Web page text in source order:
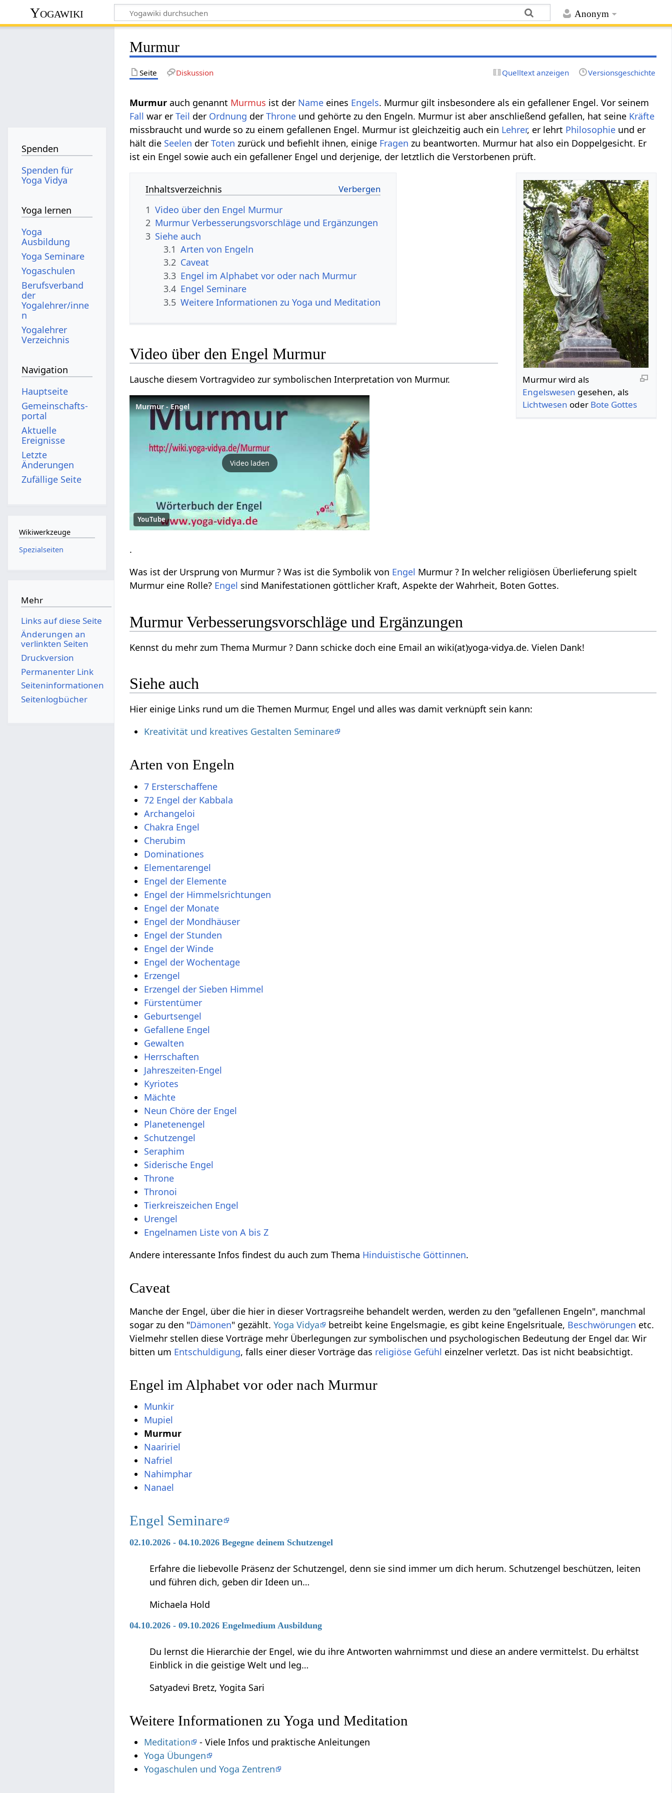
Anonym
Yogawiki
Murmur
Seite Diskussion Quelltext anzeigen Versionsgeschichte
Murmurauch genannt Murmus ist der Name eines Engels. Murmur gilt insbesondere als ein gefallener Engel. Vor seinem
Fall war erTeil der Ordnung derThrone und gehörte zu den Engeln. Murmur ist aber anschließend gefallen, hat seine Kräfte
missbraucht und wurde so zu einem gefallenen Engel. Murmur ist gleichzeitig auch ein Lehrer, er lehrt Philosophie und er
hält die Seelen derToten zurück und befiehlt ihnen, einige Fragen zu beantworten. Murmur hat also ein Doppelgesicht. Er
ist ein Engel sowie auch ein gefallener Engel und derjenige, der letztlich die Verstorbenen prüft.
Murmur wird als
Engelswesen gesehen, als
Lichtwesen oder Bote Gottes
Inhaltsverzeichnis
1 Video über den Engel Murmur
2 Murmur Verbesserungsvorschläge und Ergänzungen
3 Siehe auch
3.1 Arten von Engeln
3.2 Caveat
3.3 Engel im Alphabet vor oder nach Murmur
3.4 Engel Seminare
3.5 Weitere Informationen zu Yoga und Meditation
Video über den Engel Murmur
Lausche diesem Vortragvideo zur symbolischen Interpretation von Murmur.
Murmur - Engel
Video laden
YouTube
.
Was ist der Ursprung von Murmur ? Was ist die Symbolik von Engel Murmur ? In welcher religiösen Überlieferung spielt
Murmur eine Rolle? Engel sind Manifestationen göttlicher Kraft, Aspekte der Wahrheit, Boten Gottes.
Murmur Verbesserungsvorschläge und Ergänzungen
Kennst du mehr zum Thema Murmur ? Dann schicke doch eine Email an wiki(at)yoga-vidya.de. Vielen Dank!
Siehe auch
Hier einige Links rund um die Themen Murmur, Engel und alles was damit verknüpft sein kann:
Kreativität und kreatives Gestalten Seminare
Arten von Engeln
7 Ersterschaffene
72 Engel der Kabbala
Archangeloi
Chakra Engel
Cherubim
Dominationes
Elementarengel
Engel der Elemente
Engel der Himmelsrichtungen
Engel der Monate
Engel der Mondhäuser
Engel der Stunden
Engel der Winde
Engel der Wochentage
Erzengel
Erzengel der Sieben Himmel
Fürstentümer
Geburtsengel
Gefallene Engel
Gewalten
Herrschaften
Jahreszeiten-Engel
Kyriotes
Mächte
Neun Chöre der Engel
Planetenengel
Schutzengel
Seraphim
Siderische Engel
Throne
Thronoi
Tierkreiszeichen Engel
Urengel
Engelnamen Liste von A bis Z
Andere interessante Infos findest du auch zum Thema Hinduistische Göttinnen.
Caveat
Manche der Engel, über die hier in dieser Vortragsreihe behandelt werden, werden zu den "gefallenen Engeln", manchmal
sogar zu den "Dämonen" gezählt.Yoga Vidya betreibt keine Engelsmagie, es gibt keine Engelsrituale, Beschwörungen etc.
Vielmehr stellen diese Vorträge mehr Überlegungen zur symbolischen und psychologischen Bedeutung der Engel dar. Wir
bitten um Entschuldigung, falls einer dieser Vorträge das religiöse Gefühl einzelner verletzt. Das ist nicht beabsichtigt.
Engel im Alphabet vor oder nach Murmur
Munkir
Mupiel
Murmur
Naaririel
Nafriel
Nahimphar
Nanael
Engel Seminare
02.10.2026 - 04.10.2026 Begegne deinem Schutzengel
Erfahre die liebevolle Präsenz der Schutzengel, denn sie sind immer um dich herum. Schutzengel beschützen, leiten
und führen dich, geben dir Ideen un…
Michaela Hold
04.10.2026 - 09.10.2026 Engelmedium Ausbildung
Du lernst die Hierarchie der Engel, wie du ihre Antworten wahrnimmst und diese an andere vermittelst. Du erhältst
Einblick in die geistige Welt und leg…
Satyadevi Bretz, Yogita Sari
Weitere Informationen zu Yoga und Meditation
Meditation
- Viele Infos und praktische Anleitungen
Yoga Übungen
Yogaschulen und Yoga Zentren
Spenden
Spenden für
Yoga Vidya
Yoga lernen
Yoga
Ausbildung
Yoga Seminare
Yogaschulen
Berufsverband
der
Yogalehrer/inne
n
Yogalehrer
Verzeichnis
Navigation
Hauptseite
Gemeinschafts­
portal
Aktuelle
Ereignisse
Letzte
Änderungen
Zufällige Seite
Wikiwerkzeuge
Spezialseiten
Mehr
Links auf diese Seite
Änderungen an
verlinkten Seiten
Druckversion
Permanenter Link
Seiten­­informationen
Seitenlogbücher